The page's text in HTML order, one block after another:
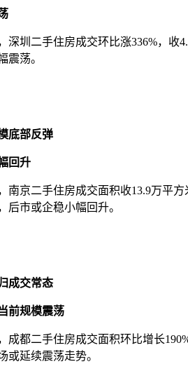
圳二手住房成交环比涨336%，收
震荡。
部反弹
回升
京二手住房成交面积收13.9万平方
后市或企稳小幅回升。
交常态
规模震荡
都二手住房成交面积环比增长
或延续震荡走势。